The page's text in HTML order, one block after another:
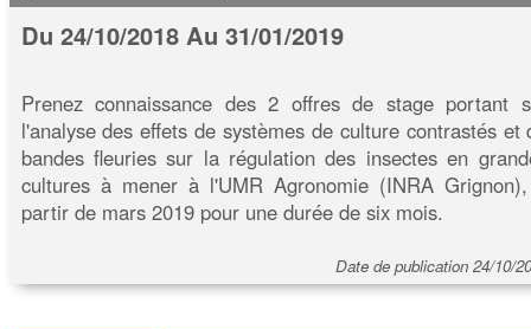
Du 24/10/2018 Au 31/01/2019
Prenez connaissance des 2 offres de stage portant
l'analyse des effets de systèmes de culture contrastés et
bandes fleuries sur la régulation des insectes en
cultures à mener à l'UMR Agronomie (INRA
partir de mars 2019 pour une durée de six mois.
Date de publication 24/10/